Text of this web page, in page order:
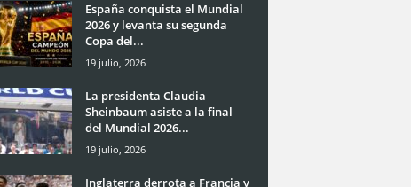
España conquista el Mundial
2026 y levanta su segunda
Copa del...
19 julio, 2026
La presidenta Claudia
Sheinbaum asiste a la final
del Mundial 2026...
19 julio, 2026
Inglaterra derrota a Francia y